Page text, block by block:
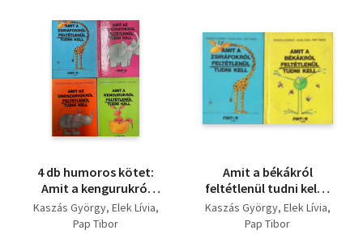
4 db humoros kötet:
Amit a kengurukról
feltétlenül tudni kell,
Amit az orrszarvúkról
Kaszás György Elek Lívia
Pap Tibor
Amit a békákról
feltétlenül tudni kell +
Amit a zsiráfokról
feltétlenül tudni kell
Kaszás György Elek Lívia
Pap Tibor